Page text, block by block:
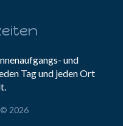
und
Tag und jeden Ort
2026